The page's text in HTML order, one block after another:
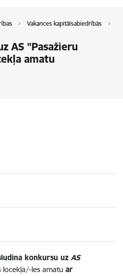
Vakances kapitālsabiedrībās
AS "Pasažieru
amatu
konkursu uz AS
locekļa/-les amatu ar